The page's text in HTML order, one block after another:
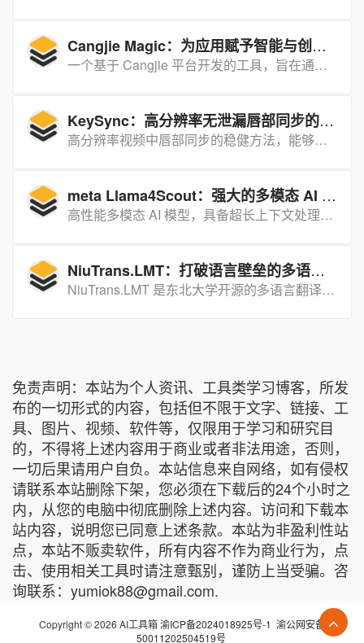
Cangjie Magic：为应用赋予智能与创造力的工具
一个基于 Cangjie 平台开发的工具，旨在通过集成大语言模型和其他智能技术，为应用程序开发提供强大的智能支持和创造力增强功能。
KeySync：高分辨率无泄漏唇部同步的稳健方法
高分辨率视频中唇部同步的稳健方法，能够解决唇部运动与音频对齐的问题，同时避免表情泄漏和面部遮挡问题。
meta Llama4Scout：强大的多模态 AI 模型
高性能多模态 AI 模型，具备超长上下文处理能力和高效的推理性能，适用于多种复杂任务。
NiuTrans.LMT：打破语言壁垒的多语种翻译开源大模型
NiuTrans.LMT 是东北大学开源的多语言翻译大模型，凭借双中心架构与三层语言覆盖设计，支持 60 种语言、234 个翻译方向，在低资源语言翻译领域实现重大突破，兼顾翻译效率与准确性，为跨文化交互提供高效开源解决方案。
免责声明：本站为个人资讯、工具类学习博客，所发
布的一切形式的内容，包括但不限于文字、链接、工
具、图片、视频、软件等，仅限用于学习和研究目
的，不得将上述内容用于商业或者非法用途，否则，
一切后果请用户自负。本站信息来自网络，如有侵权
请联系本站删除下架，您必须在下载后的24个小时之
内，从您的电脑中彻底删除上述内容。访问和下载本
站内容，说明您已同意上述条款。本站为非盈利性站
点，本站不贩卖软件，所有内容不作为商业行为，点
击、使用相关工具时请注意甄别，谨防上当受骗。咨
询联系：yumiok88@gmail.com.
Copyright © 2026 AI工具箱渝ICP备2024018925号-1 渝公网安备
50011202504519号